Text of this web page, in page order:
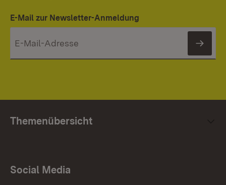
E-Mail zur Newsletter-Anmeldung
Themenübersicht
Social Media